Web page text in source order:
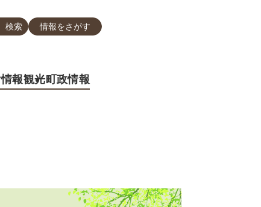
情報をさがす
報観光町政情報